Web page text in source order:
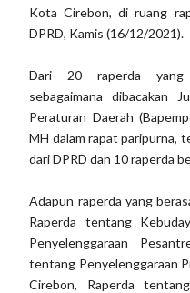
Kota Cirebon, di ruang
DPRD, Kamis (16/12/2021).
Dari 20 raperda yang
sebagaimana dibacakan
Peraturan Daerah
MH dalam rapat paripurna,
dari DPRD dan 10 raperda
Adapun raperda yang
Raperda tentang
Penyelenggaraan
tentang Penyelenggaraan
Cirebon, Raperda